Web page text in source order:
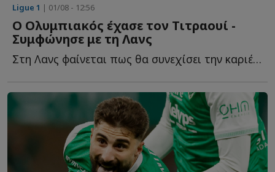
Ligue 1 | 01/08 - 12:56
Ο Ολυμπιακός έχασε τον Τιτραουί -
Συμφώνησε με τη Λανς
Στη Λανς φαίνεται πως θα συνεχίσει την καριέρα του ο...